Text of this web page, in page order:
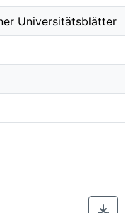
Universitätsblätter